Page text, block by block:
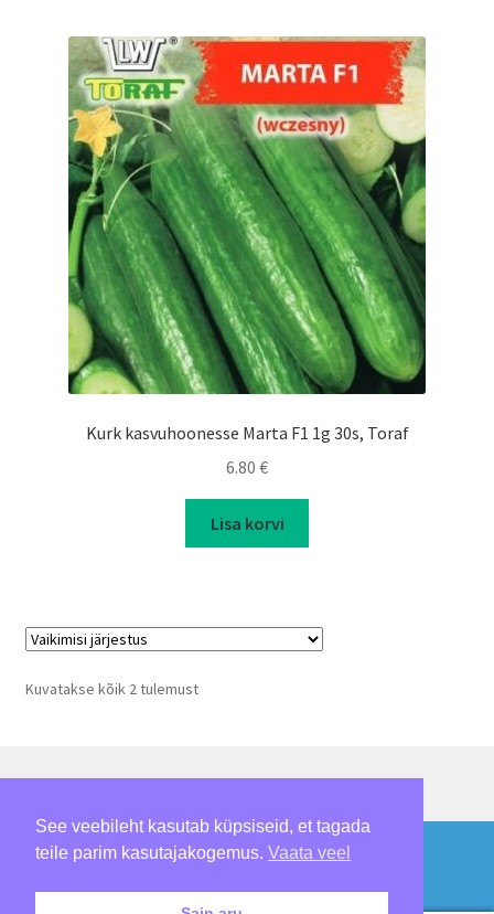
E-pood ei tööta
Kurk kasvuhoonesse Marta F1 1g 30s, Toraf
6.80 €
Lisa korvi
Kuvatakse kõik 2 tulemust
© Loomepalmik 2026
Built with WooCommerce.
See veebileht kasutab küpsiseid, et tagada
teile parim kasutajakogemus. Vaata veel